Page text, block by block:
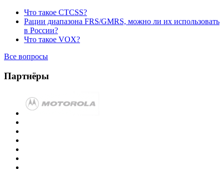
Что такое CTCSS?
Рации диапазона FRS/GMRS, можно ли их использовать
в России?
Что такое VOX?
Все вопросы
Партнёры